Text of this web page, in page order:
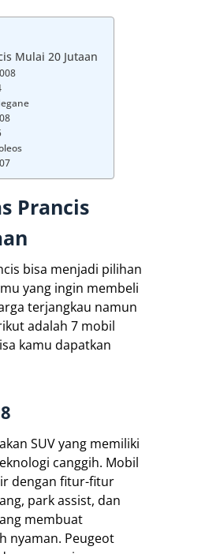
Mulai 20 Jutaan
Prancis
bisa menjadi pilihan
yang ingin membeli
terjangkau namun
adalah 7 mobil
kamu dapatkan
SUV yang memiliki
canggih. Mobil
dengan fitur-fitur
park assist, dan
membuat
nyaman. Peugeot